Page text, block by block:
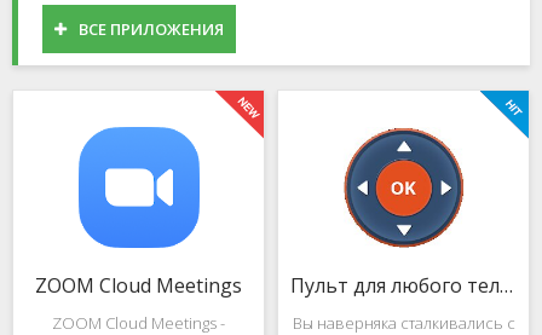
ВСЕ ПРИЛОЖЕНИЯ
ZOOM Cloud Meetings
ZOOM Cloud Meetings -
Пульт для любого телевизора
Вы наверняка сталкивались с